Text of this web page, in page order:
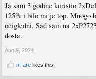
Ja sam 3 godine koristio
125% i bilo mi je top. Mnogo
ocigledni. Sad sam na
dosta.
Aug 9, 2024
nFare likes this.